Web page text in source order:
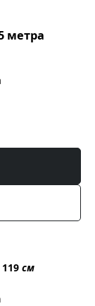
метра
119 см